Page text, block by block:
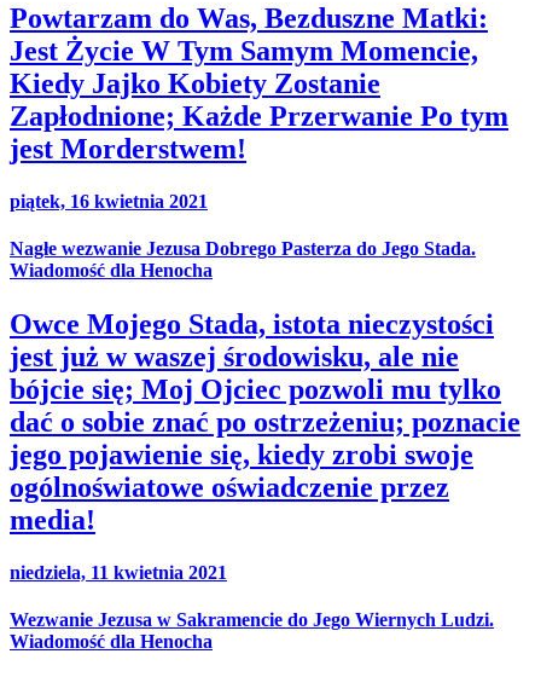
Powtarzam do Was, Bezduszne Matki:
Jest Życie W Tym Samym Momencie,
Kiedy Jajko Kobiety Zostanie
Zapłodnione; Każde Przerwanie Po tym
jest Morderstwem!
piątek, 16 kwietnia 2021
Nagłe wezwanie Jezusa Dobrego Pasterza do Jego Stada.
Wiadomość dla Henocha
Owce Mojego Stada, istota nieczystości
jest już w waszej środowisku, ale nie
bójcie się; Moj Ojciec pozwoli mu tylko
dać o sobie znać po ostrzeżeniu; poznacie
jego pojawienie się, kiedy zrobi swoje
ogólnoświatowe oświadczenie przez
media!
niedziela, 11 kwietnia 2021
Wezwanie Jezusa w Sakramencie do Jego Wiernych Ludzi.
Wiadomość dla Henocha